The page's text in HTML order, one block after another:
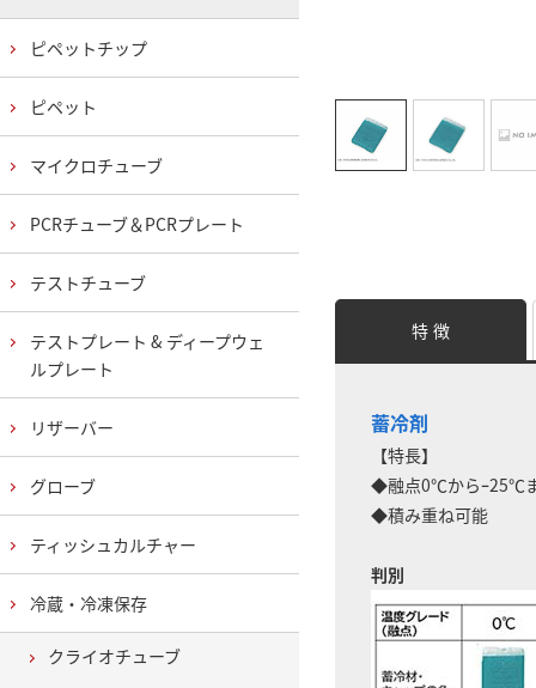
特 徴
蓄冷剤
【特長】
◆融点0℃からｰ25℃ま
◆積み重ね可能
判別
ピペットチップ
ピペット
マイクロチューブ
PCRチューブ＆PCRプレート
テストチューブ
テストプレート & ディープウェ
ルプレート
リザーバー
グローブ
ティッシュカルチャー
冷蔵・冷凍保存
クライオチューブ